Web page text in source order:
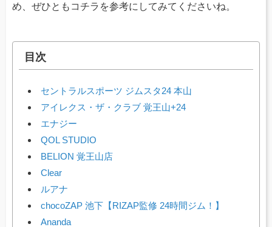
め、ぜひともコチラを参考にしてみてくださいね。
目次
セントラルスポーツ ジムスタ24 本山
アイレクス・ザ・クラブ 覚王山+24
エナジー
QOL STUDIO
BELION 覚王山店
Clear
ルアナ
chocoZAP 池下【RIZAP監修 24時間ジム！】
Ananda